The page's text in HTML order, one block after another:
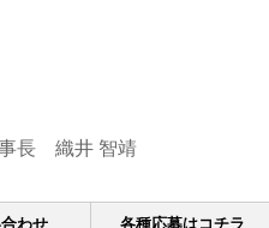
長 織井 智靖
わせ 各種応募はコチラ